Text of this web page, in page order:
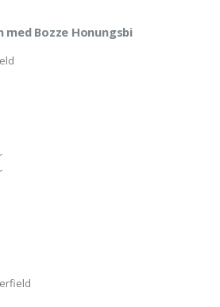
Bozze Honungsbi